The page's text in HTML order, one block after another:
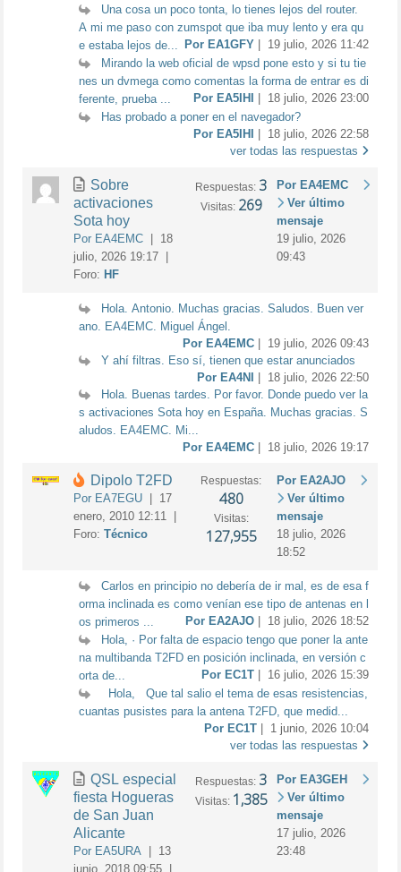
Una cosa un poco tonta, lo tienes lejos del router.
A mi me paso con zumspot que iba muy lento y era qu
e estaba lejos de...
Por EA1GFY | 19 julio, 2026 11:42
Mirando la web oficial de wpsd pone esto y si tu tie
nes un dvmega como comentas la forma de entrar es di
ferente, prueba ...
Por EA5IHI
| 18 julio, 2026 23:00
Has probado a poner en el navegador?
Por EA5IHI
| 18 julio, 2026 22:58
ver todas las respuestas
Sobre
activaciones
Sota hoy
Por EA4EMC | 18
julio, 2026 19:17 |
Foro: HF
Respuestas: 3
Visitas: 269
Por EA4EMC
Ver último
mensaje
19 julio, 2026
09:43
Hola. Antonio. Muchas gracias. Saludos. Buen ver
ano. EA4EMC. Miguel Ángel.
Por EA4EMC | 19 julio, 2026 09:43
Y ahí filtras. Eso sí, tienen que estar anunciados
Por EA4NI
| 18 julio, 2026 22:50
Hola. Buenas tardes. Por favor. Donde puedo ver la
s activaciones Sota hoy en España. Muchas gracias. S
aludos. EA4EMC. Mi...
Por EA4EMC | 18 julio, 2026 19:17
Dipolo T2FD
Por EA7EGU | 17
enero, 2010 12:11 |
Foro:Técnico
Respuestas:
480
Visitas:
127,955
Por EA2AJO
Ver último
mensaje
18 julio, 2026
18:52
Carlos en principio no debería de ir mal, es de esa f
orma inclinada es como venían ese tipo de antenas en l
os primeros ...
Por EA2AJO | 18 julio, 2026 18:52
Hola, · Por falta de espacio tengo que poner la ante
na multibanda T2FD en posición inclinada, en versión c
orta de...
Por EC1T | 16 julio, 2026 15:39
cuantas pusistes para la antena T2FD, que medid...
Por EC1T | 1 junio, 2026 10:04
ver todas las respuestas
QSL especial
fiesta Hogueras
de San Juan
Alicante
Por EA5URA | 13
junio, 2018 09:55 |
Respuestas: 3
Visitas: 1,385
Por EA3GEH
Ver último
mensaje
17 julio, 2026
23:48